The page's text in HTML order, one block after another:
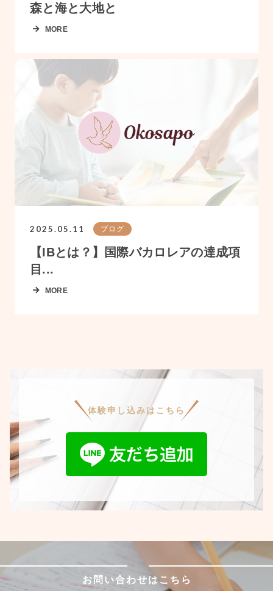
森と海と大地と
MORE
2025.05.11 ブログ
【IBとは？】国際バカロレアの達成項
目...
MORE
体験申し込みはこちら
お問い合わせはこちら